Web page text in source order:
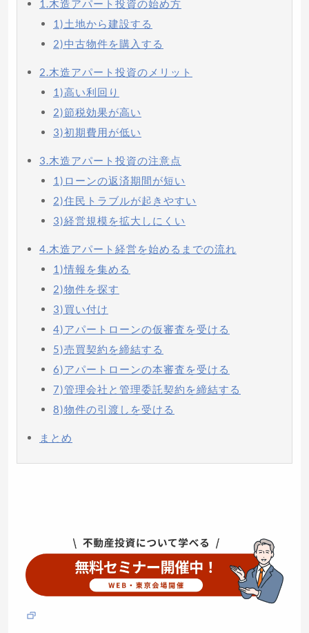
1.木造アパート投資の始め方
1)土地から建設する
2)中古物件を購入する
2.木造アパート投資のメリット
1)高い利回り
2)節税効果が高い
3)初期費用が低い
3.木造アパート投資の注意点
1)ローンの返済期間が短い
2)住民トラブルが起きやすい
3)経営規模を拡大しにくい
4.木造アパート経営を始めるまでの流れ
1)情報を集める
2)物件を探す
3)買い付け
4)アパートローンの仮審査を受ける
5)売買契約を締結する
6)アパートローンの本審査を受ける
7)管理会社と管理委託契約を締結する
8)物件の引渡しを受ける
まとめ